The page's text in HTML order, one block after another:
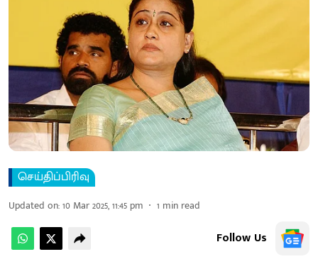
செய்திப்பிரிவு
Updated on:10 Mar 2025, 11:45 pm 1 min read
Follow Us